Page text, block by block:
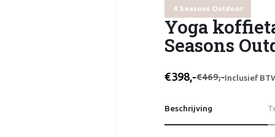
4 Seasons Outdoor
Yoga
Seasons
€398,-€469,-Inclusief
Beschrijving